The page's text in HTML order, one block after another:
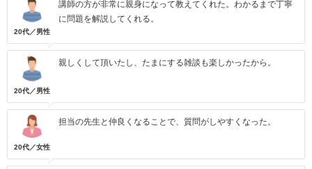
20代／男性
講師の方が非常に親身になって教えてくれた。わかるまで丁寧
に問題を解説してくれる。
20代／男性
親しくして頂いたし、たまにする雑談も楽しかったから。
20代／女性
担当の先生と仲良くなることで、質問がしやすくなった。